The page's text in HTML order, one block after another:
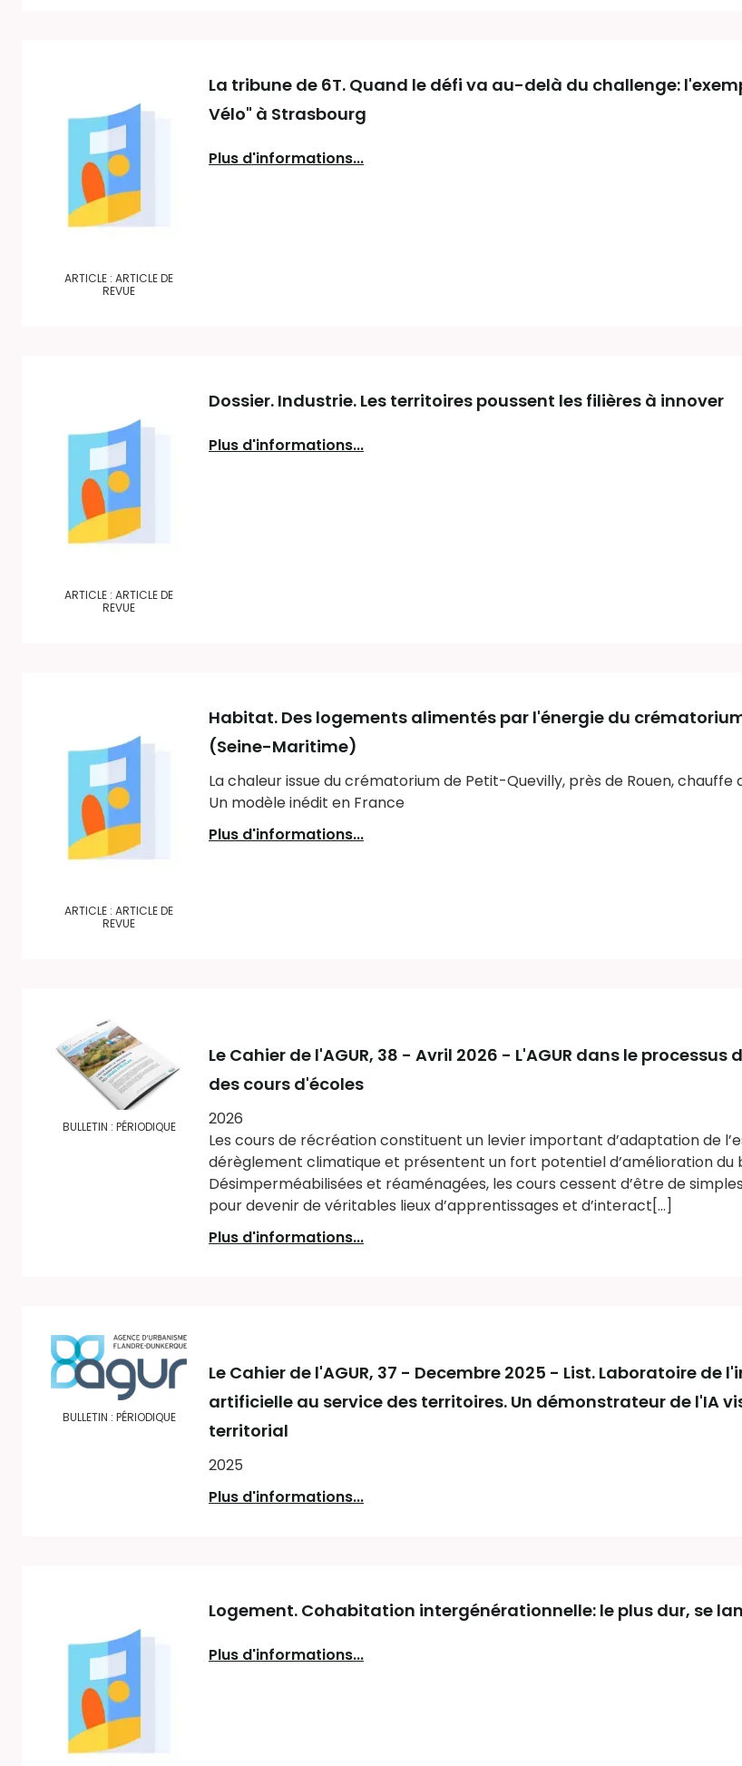
ARTICLE : ARTICLE DE
REVUE
La tribune de 6T. Quand le défi va au-delà du challenge:
Vélo" à Strasbourg
Plus d'informations...
ARTICLE : ARTICLE DE
REVUE
Dossier. Industrie. Les territoires poussent les filières à innover
Plus d'informations...
ARTICLE : ARTICLE DE
REVUE
Habitat. Des logements alimentés par l'énergie du
(Seine-Maritime)
La chaleur issue du crématorium de Petit-Quevilly, près de Rouen, chauffe
Un modèle inédit en France
Plus d'informations...
BULLETIN : PÉRIODIQUE
Le Cahier de l'AGUR, 38 - Avril 2026 - L'AGUR dans le
des cours d'écoles
2026
Les cours de récréation constituent un levier important d’adaptation de
dérèglement climatique et présentent un fort potentiel d’amélioration du
Désimperméabilisées et réaménagées, les cours cessent d’être de
pour devenir de véritables lieux d’apprentissages et d’interact[...]
Plus d'informations...
BULLETIN : PÉRIODIQUE
Le Cahier de l'AGUR, 37 - Decembre 2025 - List. Laboratoire de
artificielle au service des territoires. Un démonstrateur de l'IA
territorial
2025
Plus d'informations...
Logement. Cohabitation intergénérationnelle: le plus dur, se
Plus d'informations...